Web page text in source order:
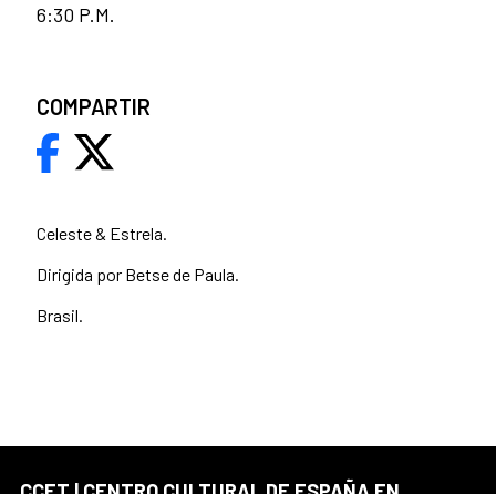
Celeste & Estrela.
Dirigida por Betse de Paula.
Brasil.
6:30 P.M.
COMPARTIR